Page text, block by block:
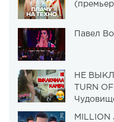
Павел
НЕ
TURN
MILLION